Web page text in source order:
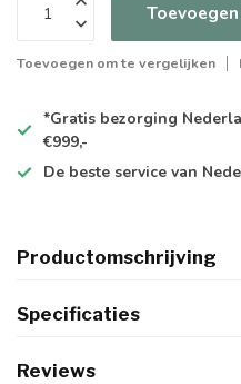
Toevoegen om te vergelijken
*Gratis bezorging
€999,-
De beste service van
Productomschrijving
Specificaties
Reviews